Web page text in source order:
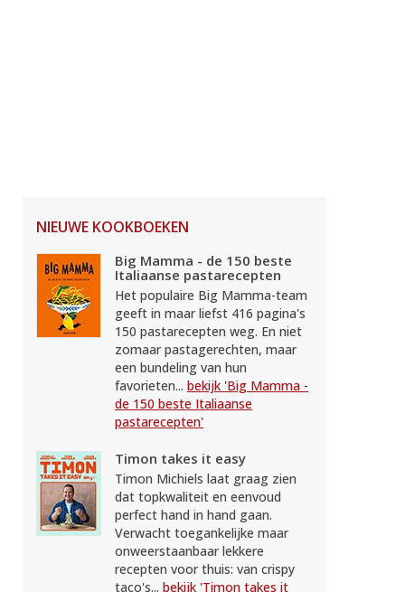
NIEUWE KOOKBOEKEN
Big Mamma - de 150 beste
Italiaanse pastarecepten
Het populaire Big Mamma-team
geeft in maar liefst 416 pagina's
150 pastarecepten weg. En niet
zomaar pastagerechten, maar
een bundeling van hun
favorieten... bekijk 'Big Mamma -
de 150 beste Italiaanse
pastarecepten'
Timon takes it easy
Timon Michiels laat graag zien
dat topkwaliteit en eenvoud
perfect hand in hand gaan.
Verwacht toegankelijke maar
onweerstaanbaar lekkere
recepten voor thuis: van crispy
taco's... bekijk 'Timon takes it